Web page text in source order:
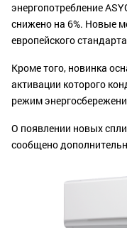
энергопотребление
снижено на 6%. Новые
европейского
Кроме того, новинка
активации которого
режим
О появлении новых
сообщено